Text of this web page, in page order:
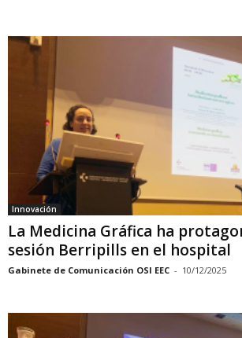
Innovación
La Medicina Gráfica ha
sesión Berripills en el hospital
Gabinete de Comunicación OSI EEC - 10/12/2025